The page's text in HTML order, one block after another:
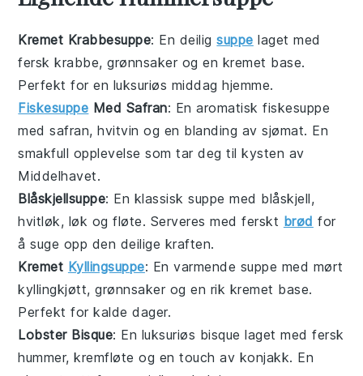
Kremet Krabbesuppe: En deiligsuppe laget med
fersk krabbe,grønnsaker og en kremet base.
Perfekt for en luksuriøs middag hjemme.
Fiskesuppe Med Safran: En aromatiskfiskesuppe
medsafran,hvitvin og en blanding avsjømat. En
smakfull opplevelse som tar deg til kysten av
Middelhavet.
Blåskjellsuppe: En klassisksuppe med blåskjell,
hvitløk, løk ogfløte. Serveres med ferskt brød for
å suge opp den deilige kraften.
Kremet Kyllingsuppe: En varmende suppe med mørt
kyllingkjøtt,grønnsaker og en rik kremet base.
Perfekt for kalde dager.
Lobster Bisque: En luksuriøs bisque laget med fersk
hummer,kremfløte og en touch av konjakk. En